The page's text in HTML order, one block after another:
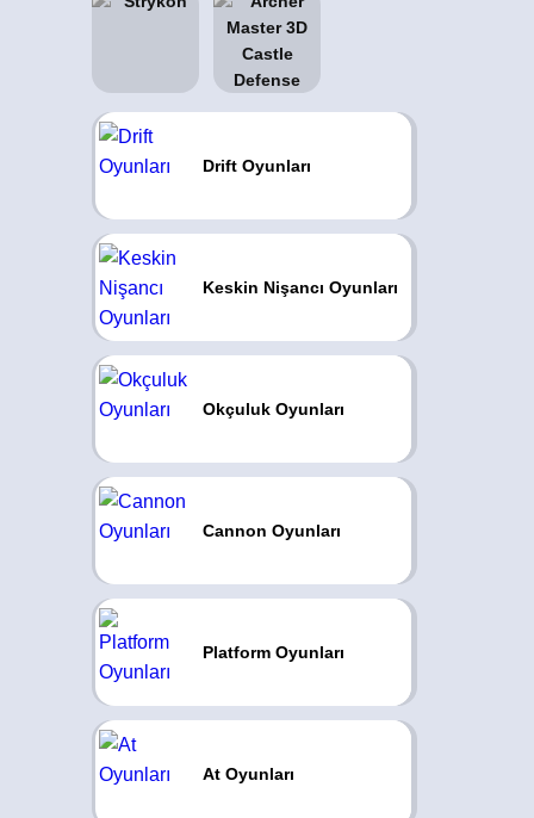
Drift Oyunları
Keskin Nişancı Oyunları
Okçuluk Oyunları
Cannon Oyunları
Platform Oyunları
At Oyunları